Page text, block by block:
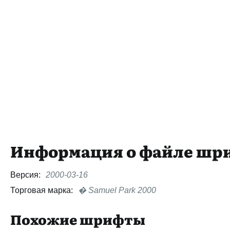
Информация о файле
Версия:
2000-03-16
Торговая марка:
� Samuel Park 2000
Похожие шрифты